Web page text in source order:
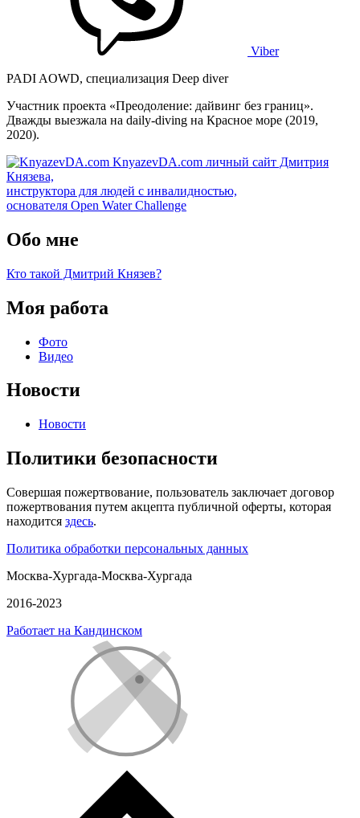
Viber
PADI AOWD, специализация Deep diver
Участник проекта «Преодоление: дайвинг без границ».
Дважды выезжала на daily-diving на Красное море (2019,
2020).
KnyazevDA.com личный сайт Дмитрия
Князева,
инструктора для людей с инвалидностью,
основателя Open Water Challenge
Обо мне
Кто такой Дмитрий Князев?
Моя работа
Фото
Видео
Новости
Новости
Политики безопасности
Совершая пожертвование, пользователь заключает договор
пожертвования путем акцепта публичной оферты, которая
находится здесь.
Политика обработки персональных данных
Москва-Хургада-Москва-Хургада
2016-2023
Работает на Кандинском